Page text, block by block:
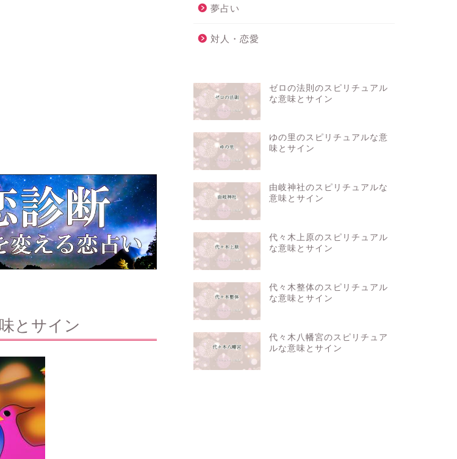
とサイン
夢占い
対人・恋愛
ゼロの法則のスピリチュアル
な意味とサイン
ゆの里のスピリチュアルな意
味とサイン
由岐神社のスピリチュアルな
意味とサイン
代々木上原のスピリチュアル
な意味とサイン
代々木整体のスピリチュアル
な意味とサイン
代々木八幡宮のスピリチュア
ルな意味とサイン